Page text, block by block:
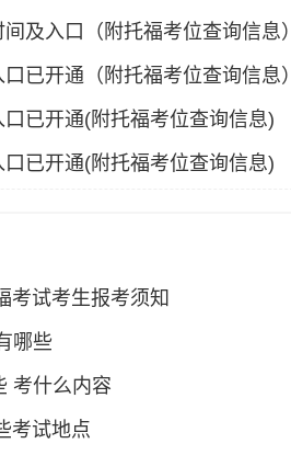
及入口（附托福考位查询信息）
已开通（附托福考位查询信息）
已开通(附托福考位查询信息)
已开通(附托福考位查询信息)
考试考生报考须知
哪些
考什么内容
考试地点